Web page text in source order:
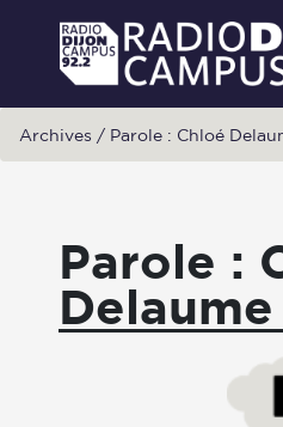
Archives / Parole : Chloé
Parole :
Delaume